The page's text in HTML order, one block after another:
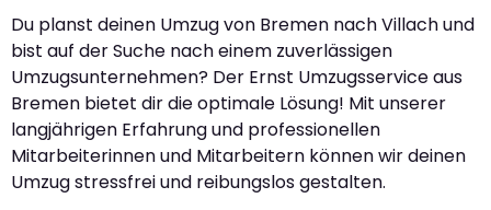
Du planst deinen Umzug von Bremen nach Villach und
bist auf der Suche nach einem zuverlässigen
Umzugsunternehmen? Der Ernst Umzugsservice aus
Bremen bietet dir die optimale Lösung! Mit unserer
langjährigen Erfahrung und professionellen
Mitarbeiterinnen und Mitarbeitern können wir deinen
Umzug stressfrei und reibungslos gestalten.